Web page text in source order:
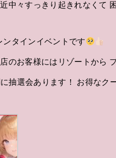
中々すっきり起きれなくて
ンタインイベントです
のお客様にはリゾートから
抽選会あります！ お得なク